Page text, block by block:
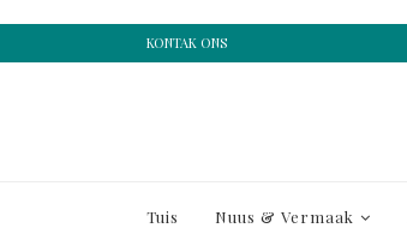
KONTAK ONS
Tuis Nuus & Vermaak